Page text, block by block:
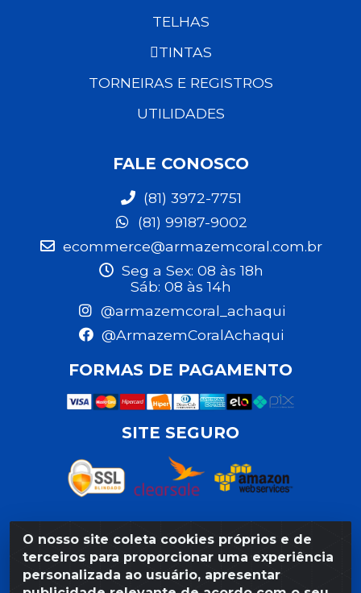
O nosso site coleta cookies próprios e de
terceiros para proporcionar uma experiência
personalizada ao usuário, apresentar
TELHAS
TINTAS
TORNEIRAS E REGISTROS
UTILIDADES
FALE CONOSCO
(81) 3972-7751
(81) 99187-9002
ecommerce@armazemcoral.com.br
Seg a Sex: 08 às 18h
Sáb: 08 às 14h
@armazemcoral_achaqui
@ArmazemCoralAchaqui
FORMAS DE PAGAMENTO
SITE SEGURO
Razão Social: Armazém Coral LTDA - Rua da Praia,
103 - São José - Recife/PE - CEP 50020-550 -
CNPJ 11.623.188/0027-80